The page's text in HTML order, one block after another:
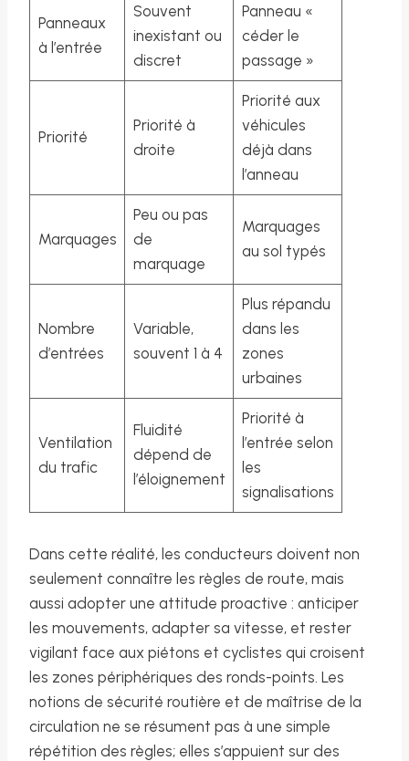
Panneaux
à l’entrée
Souvent
inexistant ou
discret
Panneau «
céder le
passage »
Priorité
Priorité à
droite
Priorité aux
véhicules
déjà dans
l’anneau
Marquages
Peu ou pas
de
marquage
Marquages
au sol typés
Nombre
d’entrées
Variable,
souvent 1 à 4
Plus répandu
dans les
zones
urbaines
Ventilation
du trafic
Fluidité
dépend de
l’éloignement
Priorité à
l’entrée selon
les
signalisations
Dans cette réalité, les conducteurs doivent non
seulement connaître les règles de route, mais
aussi adopter une attitude proactive : anticiper
les mouvements, adapter sa vitesse, et rester
vigilant face aux piétons et cyclistes qui croisent
les zones périphériques des ronds-points. Les
notions de sécurité routière et de maîtrise de la
circulation ne se résument pas à une simple
répétition des règles; elles s’appuient sur des